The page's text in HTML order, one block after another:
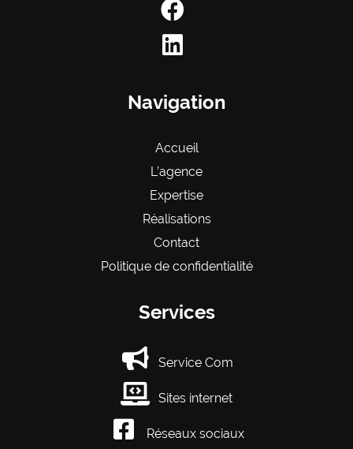
Navigation
Accueil
L’agence
Expertise
Réalisations
Contact
Politique de confidentialité
Services
Service Com
Sites internet
Réseaux sociaux